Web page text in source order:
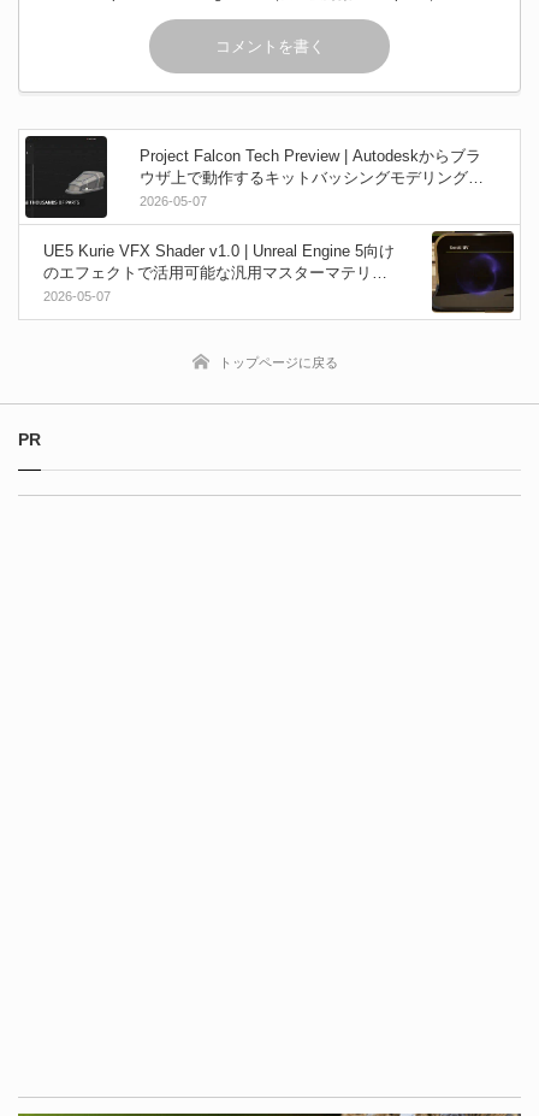
Project Falcon Tech Preview | Autodeskからブラ
ウザ上で動作するキットバッシングモデリングツ
ールが登場！技術プレビュー版が無料で利用可
能！
2026-05-07
UE5 Kurie VFX Shader v1.0 | Unreal Engine 5向け
のエフェクトで活用可能な汎用マスターマテリア
ルパック！無料公開！商用利用も可能！
2026-05-07
トップページに戻る
PR